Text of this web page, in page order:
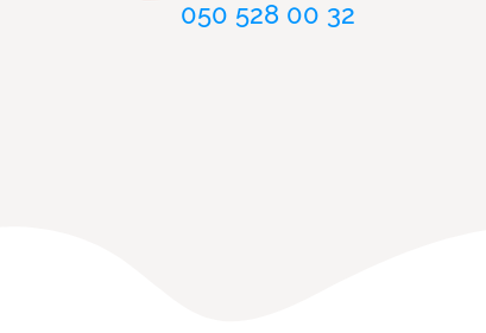
050 528 00 32